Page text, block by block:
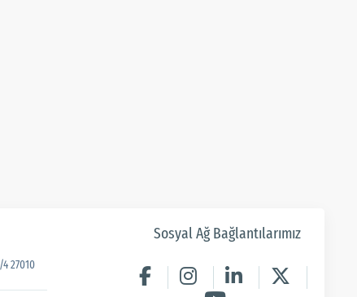
27010
Sosyal Ağ Bağlantılarımız